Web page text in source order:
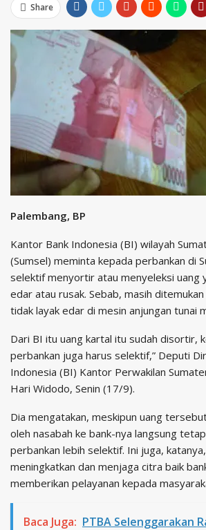
Share
Palembang, BP
Kantor Bank Indonesia (BI) wilayah
(Sumsel) meminta kepada perbankan di
selektif menyortir atau menyeleksi uang
edar atau rusak. Sebab, masih
tidak layak edar di mesin anjungan tunai
Dari BI itu uang kartal itu sudah disortir,
perbankan juga harus selektif,” Deputi
Indonesia (BI) Kantor Perwakilan
Hari Widodo, Senin (17/9).
Dia mengatakan, meskipun uang
oleh nasabah ke bank-nya langsung
perbankan lebih selektif. Ini juga,
meningkatkan dan menjaga citra baik
memberikan pelayanan kepada
Baca Juga: PTBA Selenggarakan